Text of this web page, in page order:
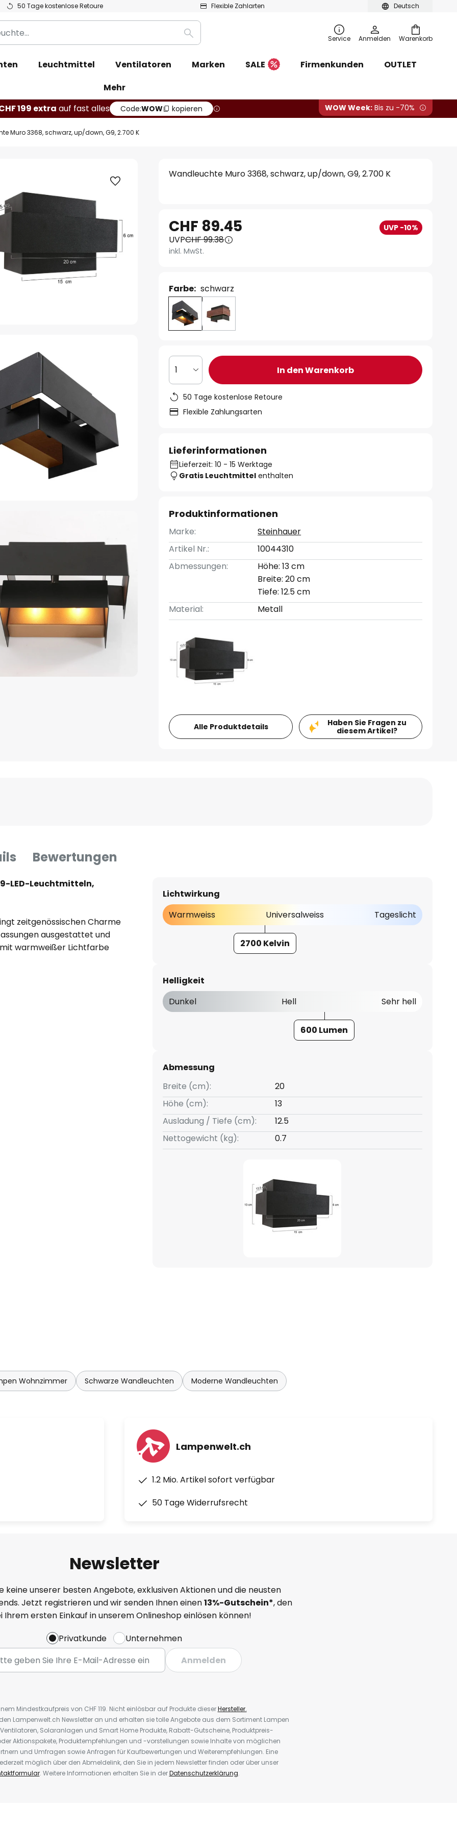
Deutsch
50 Tage kostenlose Retoure Flexible Zahlarten
Warenkorb
Suche Service Anmelden
Leuchtmittel Ventilatoren Marken SALE Firmenkunden
OUTLET
Mehr
199 extra auf fast alles Code:WOW kopieren WOW Week: Bis zu -70%
Muro 3368, schwarz, up/down, G9, 2.700 K
Wandleuchte Muro 3368, schwarz, up/down, G9, 2.700 K
CHF 89.45 UVP -10%
UVPCHF 99.38
inkl. MwSt.
Farbe: schwarz
1 In den Warenkorb
50 Tage kostenlose Retoure
Flexible Zahlungsarten
Lieferinformationen
Lieferzeit: 10 - 15 Werktage
Gratis Leuchtmittel enthalten
Produktinformationen
Marke:
Steinhauer
Artikel Nr.:
10044310
Abmessungen:
Höhe: 13 cm
Breite: 20 cm
Tiefe: 12.5 cm
Material:
Metall
Alle Produktdetails
Haben Sie Fragen zu
diesem Artikel?
Bewertungen
LED-Leuchtmitteln,
zeitgenössischen Charme
ausgestattet und
warmweißer Lichtfarbe
Lichtwirkung
Warmweiss
Universalweiss Tageslicht
2700 Kelvin
Helligkeit
Dunkel
Hell Sehr hell
600 Lumen
Abmessung
Breite (cm):
20
Höhe (cm):
13
Ausladung / Tiefe (cm):
12.5
Nettogewicht (kg):
0.7
Wohnzimmer Schwarze Wandleuchten Moderne Wandleuchten
Lampenwelt.ch
1.2 Mio. Artikel sofort verfügbar
50 Tage Widerrufsrecht
Newsletter
keine unserer besten Angebote, exklusiven Aktionen und die neusten
Jetzt registrieren und wir senden Ihnen einen13%-Gutschein*, den
Ihrem ersten Einkauf in unserem Onlineshop einlösen können!
Privatkunde
Unternehmen
Anmelden
Mindestkaufpreis von CHF 119. Nicht einlösbar auf Produkte dieserHersteller.
Lampenwelt.ch Newsletter an und erhalten sie tolle Angebote aus dem Sortiment Lampen
Solaranlagen und Smart Home Produkte, Rabatt-Gutscheine, Produktpreis-
Aktionspakete, Produktempfehlungen und -vorstellungen sowie Inhalte von möglichen
und Umfragen sowie Anfragen für Kaufbewertungen und Weiterempfehlungen. Eine
möglich über den Abmeldelink, den Sie in jedem Newsletter finden oder über unser
. Weitere Informationen erhalten Sie in derDatenschutzerklärung.